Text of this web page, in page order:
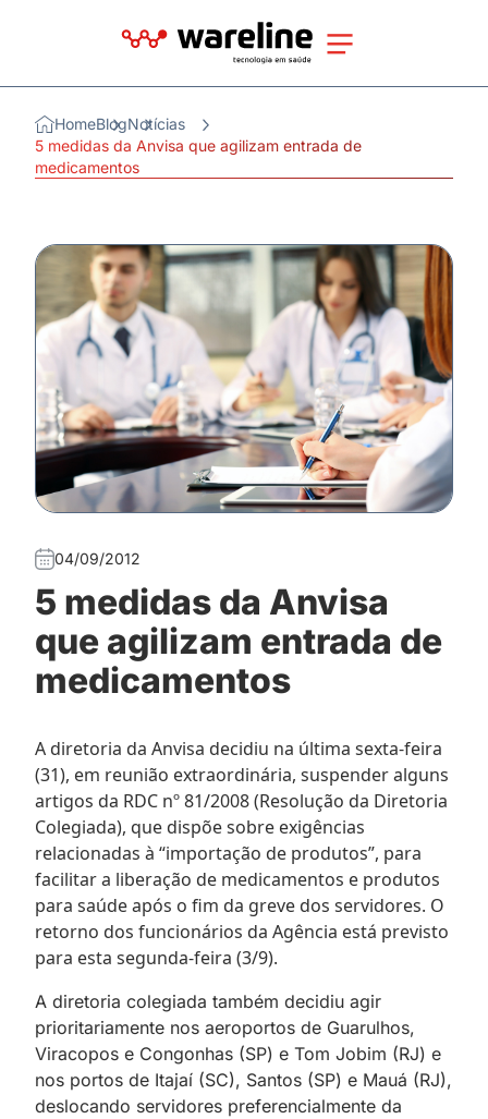
HomeBlogNotícias
5 medidas da Anvisa que agilizam entrada de
medicamentos
04/09/2012
5 medidas da Anvisa
que agilizam entrada de
medicamentos
A diretoria da Anvisa decidiu na última sexta-feira
(31), em reunião extraordinária, suspender alguns
artigos da RDC nº 81/2008 (Resolução da Diretoria
Colegiada), que dispõe sobre exigências
relacionadas à “importação de produtos”, para
facilitar a liberação de medicamentos e produtos
para saúde após o fim da greve dos servidores. O
retorno dos funcionários da Agência está previsto
para esta segunda-feira (3/9).
A diretoria colegiada também decidiu agir
prioritariamente nos aeroportos de Guarulhos,
Viracopos e Congonhas (SP) e Tom Jobim (RJ) e
nos portos de Itajaí (SC), Santos (SP) e Mauá (RJ),
deslocando servidores preferencialmente da